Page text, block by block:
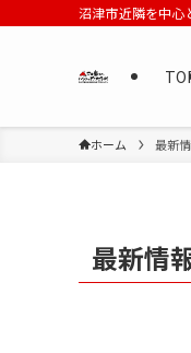
沼津市近隣を中心
ホーム 最新
最新情